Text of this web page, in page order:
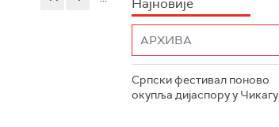
Српски фестивал поново
окупља дијаспору у Чикагу